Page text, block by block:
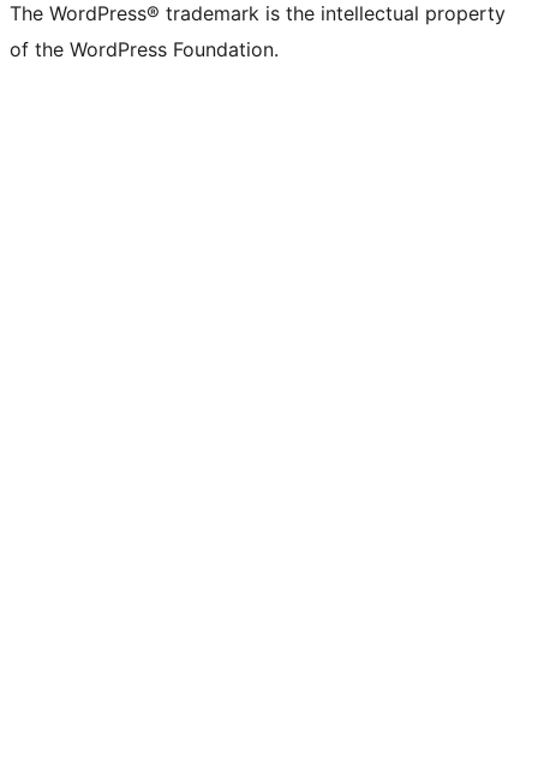
The WordPress® trademark is the intellectual property
of the WordPress Foundation.